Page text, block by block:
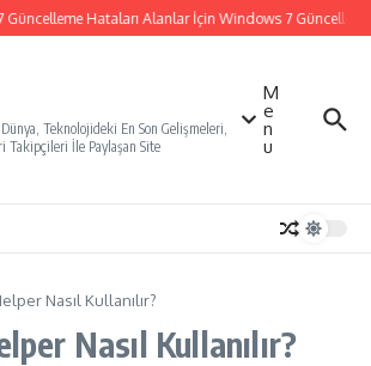
Hataları Alanlar İçin Windows 7
Teknolojideki En Son Gelişmeleri,
Takipçileri İle Paylaşan Site
M
e
n
u
Nasıl Kullanılır?
Nasıl Kullanılır?